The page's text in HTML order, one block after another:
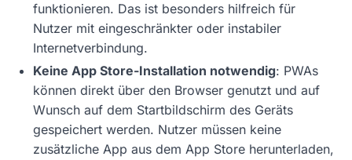
funktionieren. Das ist besonders hilfreich für
Nutzer mit eingeschränkter oder instabiler
Internetverbindung.
Keine App Store-Installation notwendig: PWAs
können direkt über den Browser genutzt und auf
Wunsch auf dem Startbildschirm des Geräts
gespeichert werden. Nutzer müssen keine
zusätzliche App aus dem App Store herunterladen,